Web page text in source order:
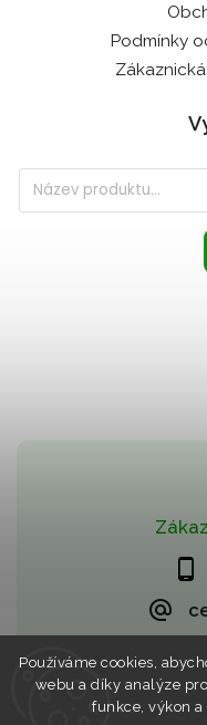
Používáme cookies,
webu a díky analýze
funkce, výkon a
Podmínky